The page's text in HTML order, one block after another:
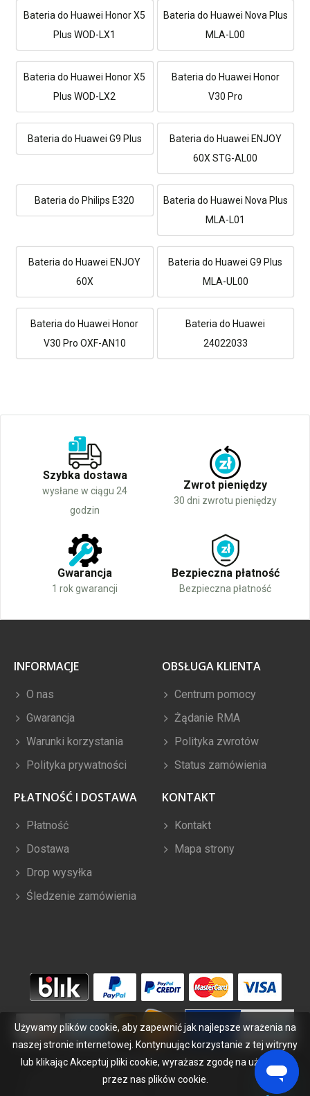
Bateria do Huawei Honor X5
Plus WOD-LX1
Bateria do Huawei Nova Plus
MLA-L00
Bateria do Huawei Honor X5
Plus WOD-LX2
Bateria do Huawei Honor
V30 Pro
Bateria do Huawei G9 Plus
Bateria do Huawei ENJOY
60X STG-AL00
Bateria do Philips E320
Bateria do Huawei Nova Plus
MLA-L01
Bateria do Huawei ENJOY
60X
Bateria do Huawei G9 Plus
MLA-UL00
Bateria do Huawei Honor
V30 Pro OXF-AN10
Bateria do Huawei
24022033
Szybka dostawa
wysłane w ciągu 24
godzin
Zwrot pieniędzy
30 dni zwrotu pieniędzy
Gwarancja
1 rok gwarancji
Bezpieczna płatność
Bezpieczna płatność
INFORMACJE
O nas
Gwarancja
Warunki korzystania
Polityka prywatności
OBSŁUGA KLIENTA
Centrum pomocy
Żądanie RMA
Polityka zwrotów
Status zamówienia
PŁATNOŚĆ I DOSTAWA
Płatność
Dostawa
Drop wysyłka
Śledzenie zamówienia
KONTAKT
Kontakt
Mapa strony
Copyright ©2026 bateriabuy.pl. Wszelkie prawa zastrzeżone.
Wyznaczone znaki handlowe i marki są własnością ich właścicieli.
Używamy plików cookie, aby zapewnić jak najlepsze wrażenia na
naszej stronie internetowej. Kontynuując korzystanie z tej witryny
lub klikając Akceptuj pliki cookie, wyrażasz zgodę na używanie
przez nas plików cookie.